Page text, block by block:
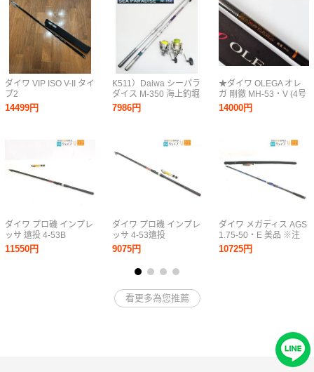
ダイワ VIP ISO V-II タイ
プ2
14499円
ダイワ プロ磯 インプレ
ッサ 遠投 4-53B
11550円
K511）Daiwa シーパラ
ダイス M-350 海上釣堀
HS シーパラダイス磯
4-360 ダイワ REVROS
7986円
ダイワ プロ磯 インプレ
ッサ 4-53遠投
9075円
★ダイワ OLEGA オレ
ガ 剛徹 MH-53・V (4号
相当)★DAIWA
14000円
ダイワ メガディス AGS
1.75-50・E 美品 ※注
10725円
看更多為您推薦